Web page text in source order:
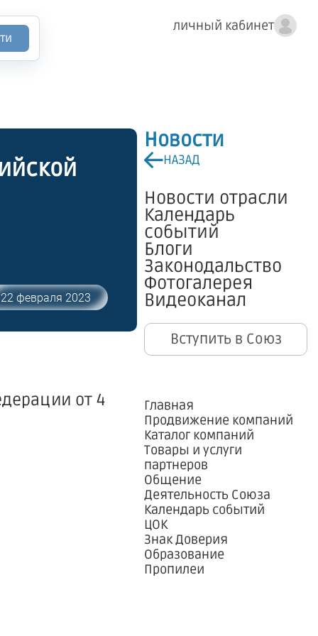
личный кабинет
Новости
НАЗАД
Новости отрасли
Календарь
событий
Блоги
Законодальство
Фотогалерея
Видеоканал
Вступить в Союз
Главная
Продвижение компаний
Каталог компаний
Товары и услуги
партнеров
Общение
Деятельность Союза
Календарь событий
ЦОК
Знак Доверия
Образование
Пропилеи
22 февраля 2023
от 4